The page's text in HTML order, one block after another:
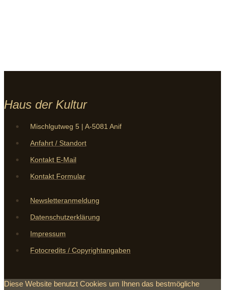
Haus der Kultur
Mischlgutweg 5 | A-5081 Anif
Anfahrt / Standort
Kontakt E-Mail
Kontakt Formular
Newsletteranmeldung
Datenschutzerklärung
Impressum
Fotocredits / Copyrightangaben
Diese Website benutzt Cookies um Ihnen das bestmögliche